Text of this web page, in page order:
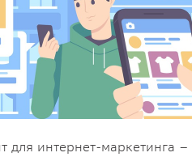
интернет-маркетинга